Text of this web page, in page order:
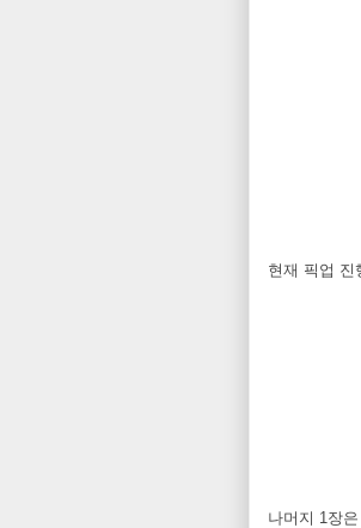
현재 픽업 진
나머지 1장